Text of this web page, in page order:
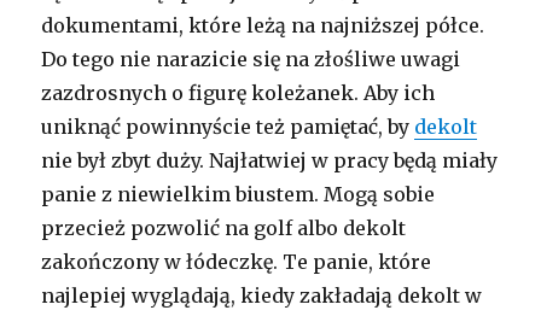
dokumentami, które leżą na najniższej półce.
Do tego nie narazicie się na złośliwe uwagi
zazdrosnych o figurę koleżanek. Aby ich
uniknąć powinnyście też pamiętać, by dekolt
nie był zbyt duży. Najłatwiej w pracy będą miały
panie z niewielkim biustem. Mogą sobie
przecież pozwolić na golf albo dekolt
zakończony w łódeczkę. Te panie, które
najlepiej wyglądają, kiedy zakładają dekolt w